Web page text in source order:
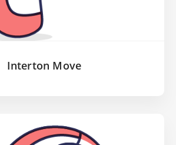
Interton Move